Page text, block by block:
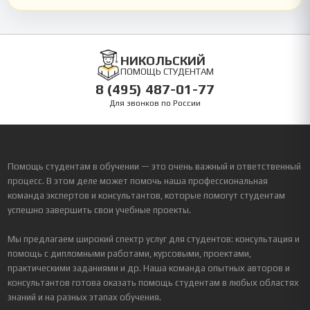
НИКОЛЬСКИЙ
ПОМОЩЬ СТУДЕНТАМ
8 (495) 487-01-77
Для звонков по России
Помощь студентам в обучении — это очень важный и ответственный
процесс. В этом деле может помочь наша профессиональная
команда экспертов и консультантов, которые помогут студентам
успешно завершить свои учебные проекты.
Мы предлагаем широкий спектр услуг для студентов: консультация и
помощь с дипломными работами, курсовыми, проектами,
практическими заданиями и др. Наша команда опытных авторов и
консультантов готова оказать помощь студентам в любых областях
знаний и на разных этапах обучения.